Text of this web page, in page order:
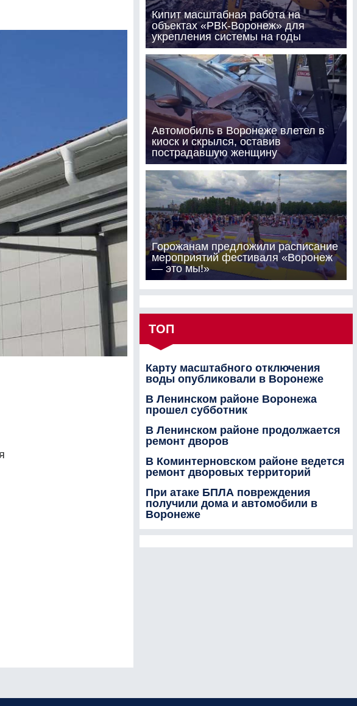
Кипит масштабная работа на
объектах «РВК-Воронеж» для
укрепления системы на годы
Автомобиль в Воронеже влетел в
киоск и скрылся, оставив
пострадавшую женщину
Горожанам предложили расписание
мероприятий фестиваля «Воронеж
— это мы!»
ТОП
Карту масштабного отключения
воды опубликовали в Воронеже
В Ленинском районе Воронежа
прошел субботник
В Ленинском районе продолжается
ремонт дворов
В Коминтерновском районе ведется
ремонт дворовых территорий
При атаке БПЛА повреждения
получили дома и автомобили в
Воронеже